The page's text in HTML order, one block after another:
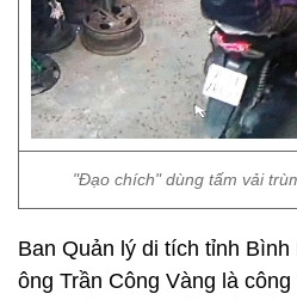
"Đạo chích" dùng tấm vải
Ban Quản lý di tích tỉnh
ông Trần Công Vàng là